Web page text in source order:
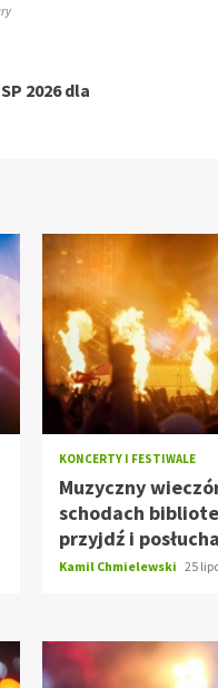
2026 dla
KONCERTY I FESTIWALE
Muzyczny
schodach
przyjdź i
Kamil Chmielewski 25